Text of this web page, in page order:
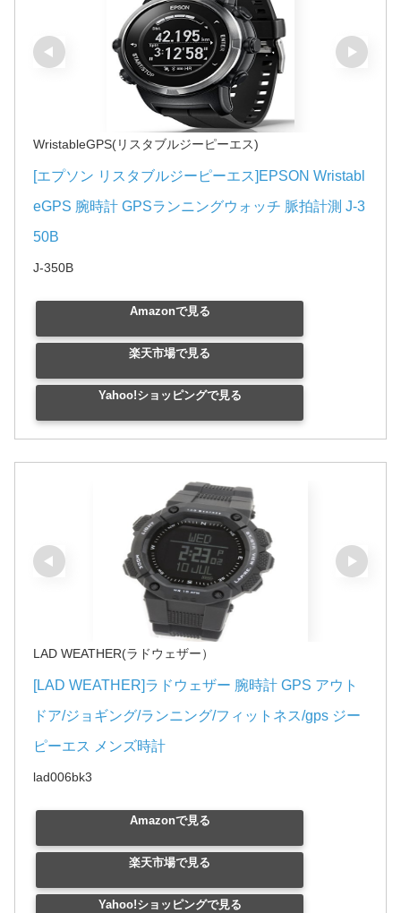
WristableGPS(リスタブルジーピーエス)
[エプソン リスタブルジーピーエス]EPSON Wristabl
eGPS 腕時計 GPSランニングウォッチ 脈拍計測 J-3
50B
J-350B
Amazonで見る
楽天市場で見る
Yahoo!ショッピングで見る
LAD WEATHER(ラドウェザー）
[LAD WEATHER]ラドウェザー 腕時計 GPS アウト
ドア/ジョギング/ランニング/フィットネス/gps ジー
ピーエス メンズ時計
lad006bk3
Amazonで見る
楽天市場で見る
Yahoo!ショッピングで見る